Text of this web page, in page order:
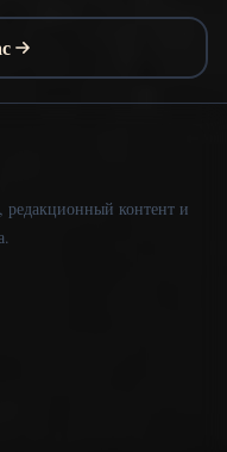
редакционный контент и